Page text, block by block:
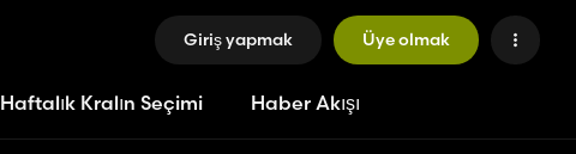
Giriş yapmak Üye olmak
Haftalık Kralın Seçimi Haber Akışı